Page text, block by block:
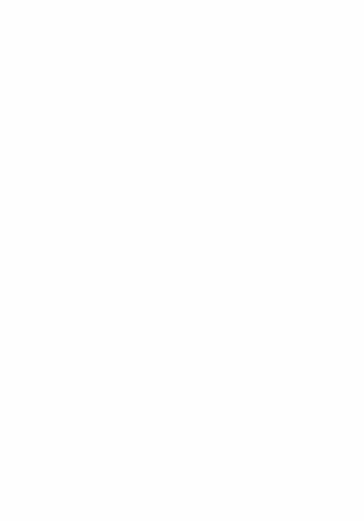
PRENOTAZIONE
Inserisci qui sotto il